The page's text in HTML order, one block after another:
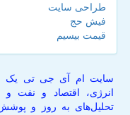
طراحی سایت
فیش حج
قیمت بیسیم
سایت ام آی جی تی یک
انرژی، اقتصاد و نفت و
تحلیل‌های به روز و